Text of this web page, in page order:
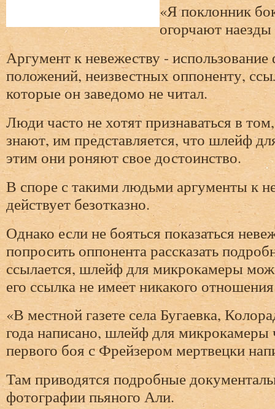
«Я поклонник
огорчают наезды
Аргумент к невежеству - использование
положений, неизвестных оппоненту,
которые он заведомо не читал.
Люди часто не хотят признаваться в
знают, им представляется, что шлейф
этим они роняют свое достоинство.
В споре с такими людьми аргументы к
действует безотказно.
Однако если не бояться показаться
попросить оппонента рассказать
ссылается, шлейф для микрокамеры
его ссылка не имеет никакого
«В местной газете села Бугаевка,
года написано, шлейф для микрокамеры
первого боя с Фрейзером мертвецки
Там приводятся подробные
фотографии пьяного Али.